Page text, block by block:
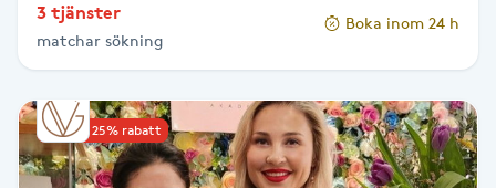
PRP (Platelet Rich Plasma)
PRX-T33
Psoriasis
3 tjänster
matchar sökning
Boka inom 24 h
Upp till 25% rabatt